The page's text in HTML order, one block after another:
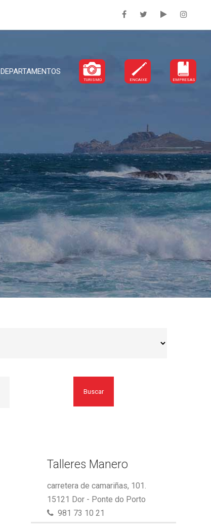
DEPARTAMENTOS
TURISMO ENCAIXE EMPRESAS
Buscar
Talleres Manero
carretera de camariñas, 101.
15121 Dor - Ponte do Porto
981 73 10 21